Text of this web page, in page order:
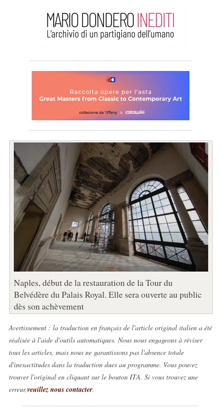
Naples, début de la restauration de la Tour du
Belvédère du Palais Royal. Elle sera ouverte au public
dès son achèvement
Avertissement : la traduction en français de l'article original italien a été
réalisée à l'aide d'outils automatiques. Nous nous engageons à réviser
tous les articles, mais nous ne garantissons pas l'absence totale
d'inexactitudes dans la traduction dues au programme. Vous pouvez
trouver l'original en cliquant sur le bouton ITA. Si vous trouvez une
erreur,veuillez nous contacter.